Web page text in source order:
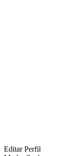
Editar Perfil